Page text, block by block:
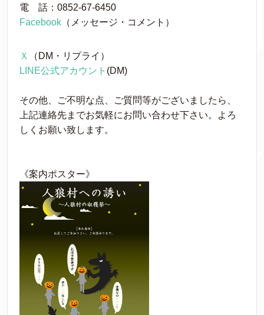
電 話：0852-67-6450
Facebook （メッセージ・コメント）
Ｘ
（DM・リプライ）
LINE公式アカウント (DM)
その他、ご不明な点、ご質問等がございましたら、
上記連絡先までお気軽にお問い合わせ下さい。よろ
しくお願い致します。
《案内ポスター》